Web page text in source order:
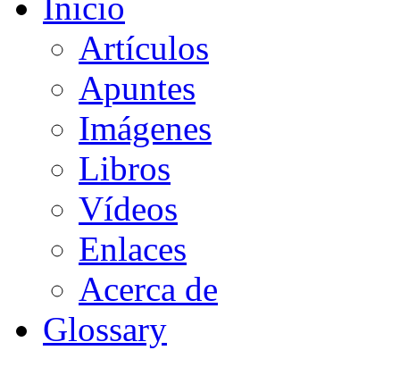
Inicio
Artículos
Apuntes
Imágenes
Libros
Vídeos
Enlaces
Acerca de
Glossary